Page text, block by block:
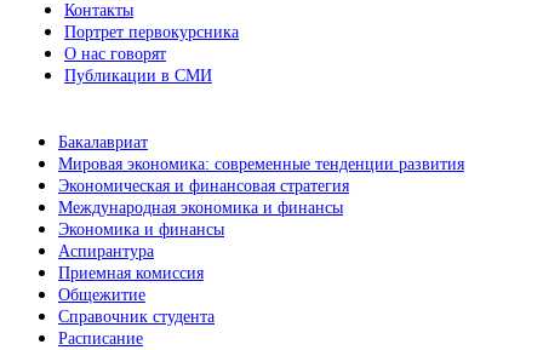
Контакты
Портрет первокурсника
О нас говорят
Публикации в СМИ
Бакалавриат
Мировая экономика: современные тенденции развития
Экономическая и финансовая стратегия
Международная экономика и финансы
Экономика и финансы
Аспирантура
Приемная комиссия
Общежитие
Справочник студента
Расписание